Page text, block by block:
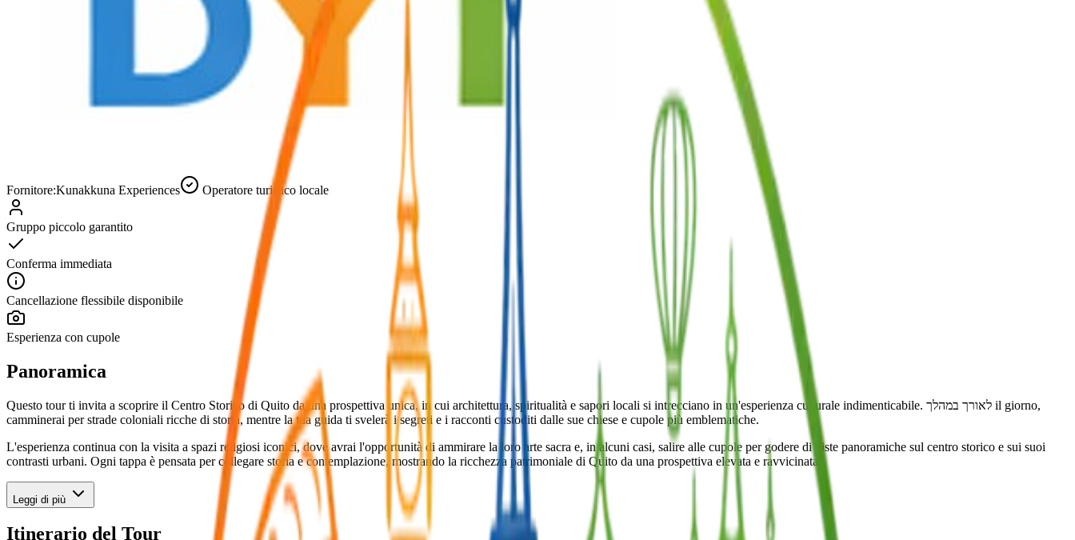
Fornitore:Kunakkuna Experiences Operatore turistico locale
Gruppo piccolo garantito
Conferma immediata
Cancellazione flessibile disponibile
Esperienza con cupole
Panoramica
Questo tour ti invita a scoprire il Centro Storico di Quito da una prospettiva unica, in cui architettura, spiritualità e sapori locali si intrecciano in un'esperienza culturale indimenticabile. לאורך במהלך il giorno,
camminerai per strade coloniali ricche di storia, mentre la tua guida ti svelerà i segreti e i racconti custoditi dalle sue chiese e cupole più emblematiche.
L'esperienza continua con la visita a spazi religiosi iconici, dove avrai l'opportunità di ammirare la loro arte sacra e, in alcuni casi, salire alle cupole per godere di viste panoramiche sul centro storico e sui suoi
contrasti urbani. Ogni tappa è pensata per collegare storia e contemplazione, mostrando la ricchezza patrimoniale di Quito da una prospettiva elevata e ravvicinata.
Leggi di più
Itinerario del Tour